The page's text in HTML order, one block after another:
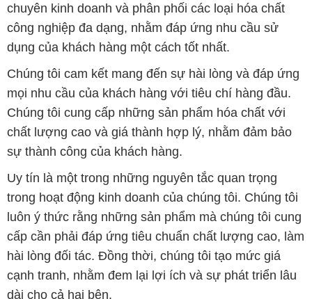
chuyên kinh doanh và phân phối các loại hóa chất
công nghiệp đa dạng, nhằm đáp ứng nhu cầu sử
dụng của khách hàng một cách tốt nhất.
Chúng tôi cam kết mang đến sự hài lòng và đáp ứng
mọi nhu cầu của khách hàng với tiêu chí hàng đầu.
Chúng tôi cung cấp những sản phẩm hóa chất với
chất lượng cao và giá thành hợp lý, nhằm đảm bảo
sự thành công của khách hàng.
Uy tín là một trong những nguyên tắc quan trọng
trong hoạt động kinh doanh của chúng tôi. Chúng tôi
luôn ý thức rằng những sản phẩm mà chúng tôi cung
cấp cần phải đáp ứng tiêu chuẩn chất lượng cao, làm
hài lòng đối tác. Đồng thời, chúng tôi tạo mức giá
cạnh tranh, nhằm đem lại lợi ích và sự phát triển lâu
dài cho cả hai bên.